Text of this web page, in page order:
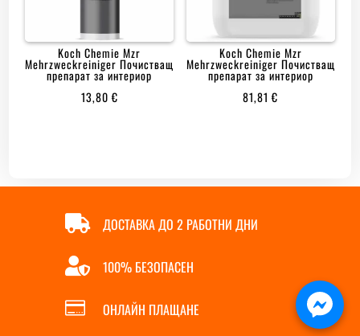
Koch Chemie Mzr
Mehrzweckreiniger Почистващ
препарат за интериор
13,80€
Koch Chemie Mzr
Mehrzweckreiniger Почистващ
препарат за интериор
81,81€
 ДОСТАВКА ДО 2 РАБОТНИ ДНИ
 100% БЕЗОПАСЕН
 ОНЛАЙН ПЛАЩАНЕ